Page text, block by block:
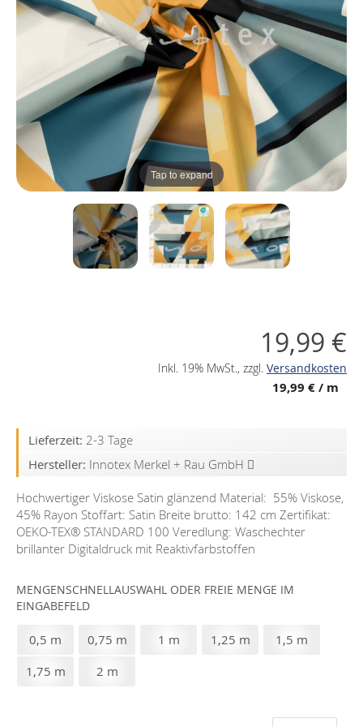
Tap to expand
19,99 €
Inkl. 19% MwSt., zzgl. Versandkosten
19,99 €/ m
Lieferzeit: 2-3 Tage
Hersteller: Innotex Merkel + Rau GmbH
Hochwertiger Viskose Satin glänzend Material: 55% Viskose,
45% Rayon Stoffart: Satin Breite brutto: 142 cm Zertifikat:
OEKO-TEX®️ STANDARD 100 Veredlung: Waschechter
brillanter Digitaldruck mit Reaktivfarbstoffen
MENGENSCHNELLAUSWAHL ODER FREIE MENGE IM
EINGABEFELD
0,5 m 0,75 m 1 m 1,25 m
1,5 m
1,75 m
2 m